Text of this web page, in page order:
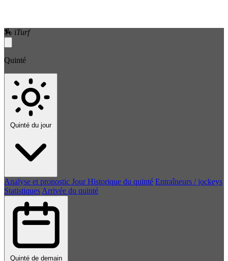
🏇 iTurf
Quinté
Quinté du jour
Analyse et pronostic Jour Historique du quinté Entraîneurs / jockeys
Statistiques Arrivée du quinté
Quinté de demain